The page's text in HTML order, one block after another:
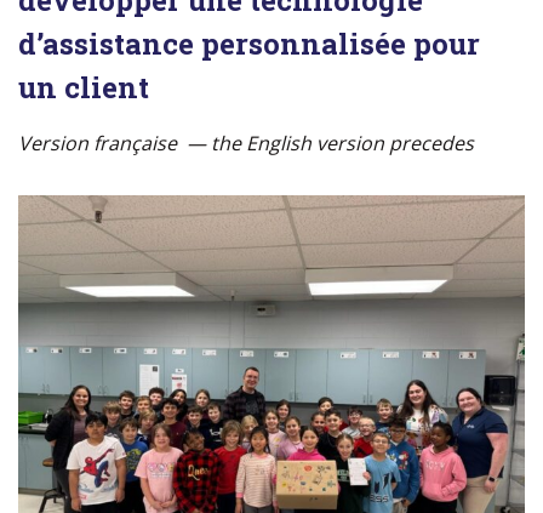
d’assistance personnalisée pour
un client
Version française — the English version precedes